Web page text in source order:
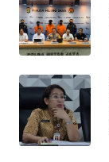
WN
NATUNA
WN
BINTAN
WN